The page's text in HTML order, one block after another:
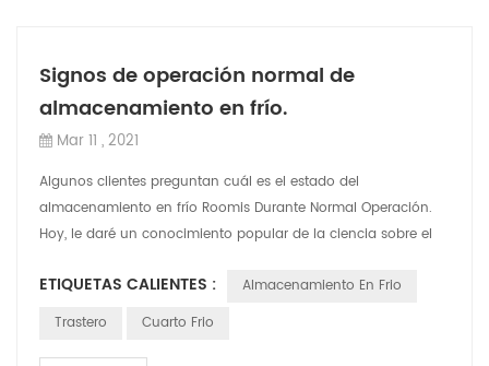
Signos de operación normal de
almacenamiento en frío.
Mar 11 , 2021
Algunos clientes preguntan cuál es el estado del
almacenamiento en frío Roomis Durante Normal Operación.
Hoy, le daré un conocimiento popular de la ciencia sobre el
ETIQUETAS CALIENTES :
Almacenamiento En Frio
Trastero
Cuarto Frio